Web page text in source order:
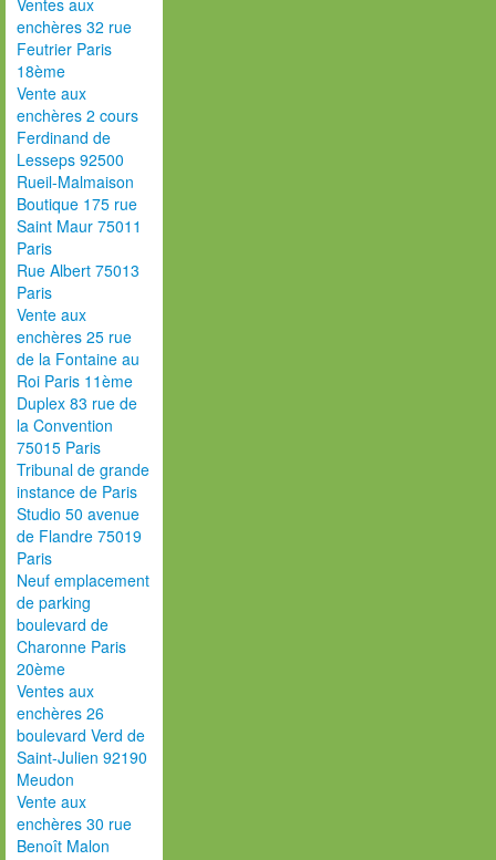
Ventes aux
enchères 32 rue
Feutrier Paris
18ème
Vente aux
enchères 2 cours
Ferdinand de
Lesseps 92500
Rueil-Malmaison
Boutique 175 rue
Saint Maur 75011
Paris
Rue Albert 75013
Paris
Vente aux
enchères 25 rue
de la Fontaine au
Roi Paris 11ème
Duplex 83 rue de
la Convention
75015 Paris
Tribunal de grande
instance de Paris
Studio 50 avenue
de Flandre 75019
Paris
Neuf emplacement
de parking
boulevard de
Charonne Paris
20ème
Ventes aux
enchères 26
boulevard Verd de
Saint-Julien 92190
Meudon
Vente aux
enchères 30 rue
Benoît Malon